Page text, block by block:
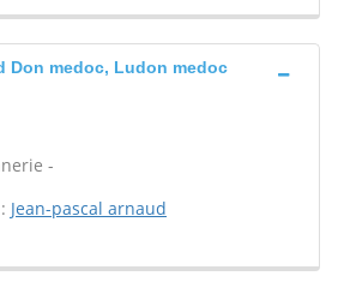
Don medoc, Ludon medoc
-
Jean-pascal arnaud